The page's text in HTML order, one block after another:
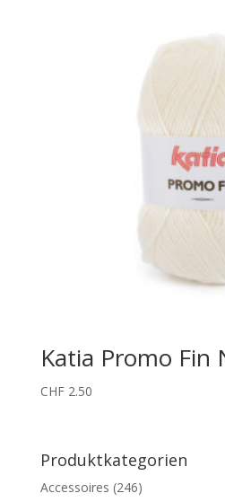
Katia Promo Fin
CHF2.50
Produktkategorien
Accessoires (246)